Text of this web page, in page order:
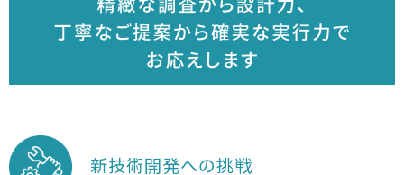
新技術開発への挑戦